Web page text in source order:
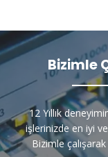
Bizimle
12 Yıllık
işlerinizde en iyi
Bizimle